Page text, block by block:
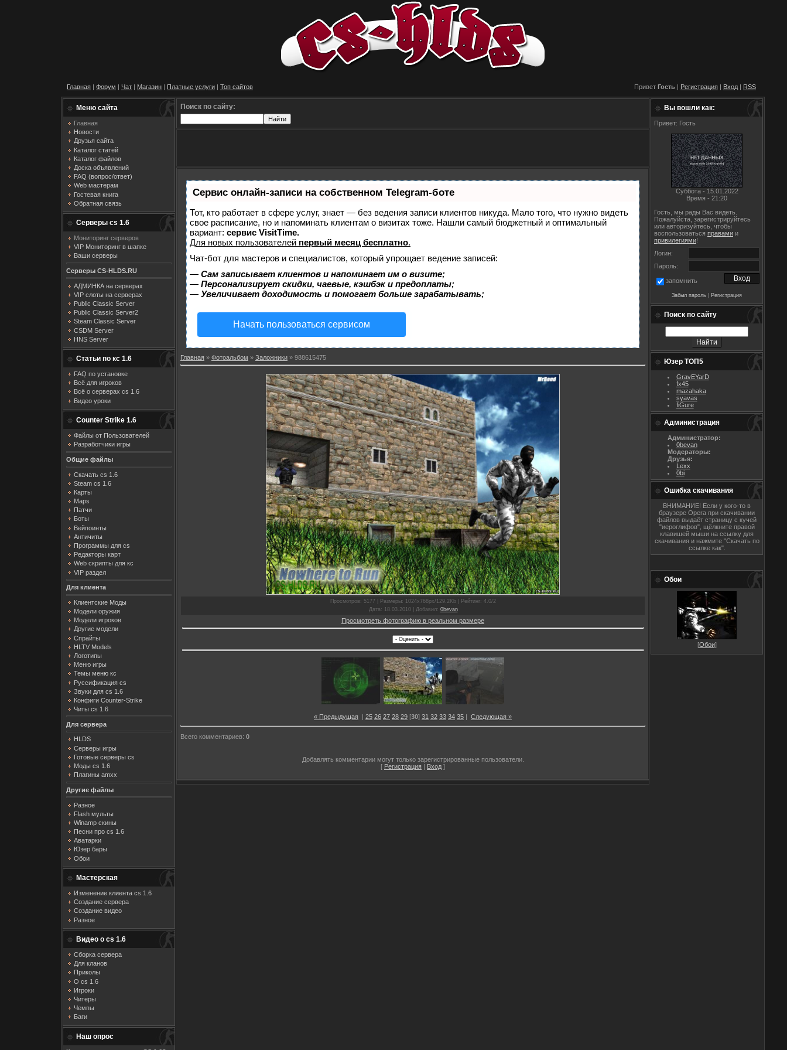
Главная | Форум | Чат | Магазин | Платные услуги | Топ сайтов Привет Гость | Регистрация | Вход | RSS
Меню сайта
Главная
Новости
Друзья сайта
Каталог статей
Каталог файлов
Доска объявлений
FAQ (вопрос/ответ)
Web мастерам
Гостевая книга
Обратная связь
Серверы cs 1.6
Мониторинг серверов
VIP Мониторинг в шапке
Ваши серверы
Серверы CS-HLDS.RU
АДМИНКА на серверах
VIP слоты на серверах
Public Classic Server
Public Classic Server2
Steam Classic Server
CSDM Server
HNS Server
Статьи по кс 1.6
FAQ по установке
Всё для игроков
Всё о серверах cs 1.6
Видео уроки
Counter Strike 1.6
Файлы от Пользователей
Разработчики игры
Общие файлы
Скачать cs 1.6
Steam cs 1.6
Карты
Maps
Патчи
Боты
Вейпоинты
Античиты
Программы для cs
Редакторы карт
Web скрипты для кс
VIP раздел
Для клиента
Клиентские Моды
Модели оружия
Модели игроков
Другие модели
Спрайты
HLTV Models
Логотипы
Меню игры
Темы меню кс
Руссификация cs
Звуки для cs 1.6
Конфиги Counter-Strike
Читы cs 1.6
Для сервера
HLDS
Серверы игры
Готовые серверы cs
Моды cs 1.6
Плагины amxx
Другие файлы
Разное
Flash мульты
Winamp скины
Песни про cs 1.6
Аватарки
Юзер бары
Обои
Мастерская
Изменение клиента cs 1.6
Создание сервера
Создание видео
Разное
Видео о cs 1.6
Сборка сервера
Для кланов
Приколы
О cs 1.6
Игроки
Читеры
Чемпы
Баги
Наш опрос
Поиск по сайту:
Сервис онлайн-записи на собственном Telegram-боте
Тот, кто работает в сфере услуг, знает — без ведения записи клиентов никуда. Мало того, что нужно видеть
свое расписание, но и напоминать клиентам о визитах тоже. Нашли самый бюджетный и оптимальный
вариант: сервис VisitTime.
Для новых пользователей первый месяц бесплатно.
Чат-бот для мастеров и специалистов, который упрощает ведение записей:
— Сам записывает клиентов и напоминает им о визите;
— Персонализирует скидки, чаевые, кэшбэк и предоплаты;
— Увеличивает доходимость и помогает больше зарабатывать;
Начать пользоваться сервисом
Главная » Фотоальбом » Заложники » 988615475
Просмотров : 5177 | Размеры: 1024x768px/129.2Kb | Рейтинг: 4.0/2
Дата : 18.03.2010 | Добавил: 0bevan
Просмотреть фотографию в реальном размере
« Предыдущая | 25 26 27 28 29 [30] 31 32 33 34 35 | Следующая »
Всего комментариев: 0
Добавлять комментарии могут только зарегистрированные пользователи.
[ Регистрация Вход ]
Вы вошли как:
Привет: Гость
Суббота - 15.01.2022
Время - 21:20
Гость, мы рады Вас видеть.
Пожалуйста, зарегистрируйтесь
или авторизуйтесь, чтобы
воспользоваться правами и
привилегиями!
Логин:
Пароль:
запомнить
Забыл пароль Регистрация
Поиск по сайту
Юзер ТОП5
GravEYarD
fx45
mazahaka
syavas
fiGure
Администрация
Администратор:
0bevan
Модераторы:
Друзья:
Lexx
0bi
Ошибка скачивания
ВНИМАНИЕ! Если у кого-то в
браузере Opera при скачивании
файлов выдаёт страницу с кучей
"иероглифов", щёлкните правой
клавишей мыши на ссылку для
скачивания и нажмите "Скачать по
ссылке как".
Обои
[Обои]